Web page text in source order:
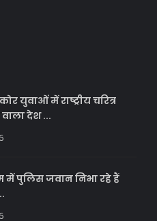
युवाओं में राष्ट्रीय चरित्र
देश ...
में पुलिस जवान निभा रहे हैं